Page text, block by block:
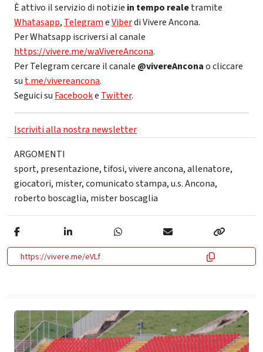
È attivo il servizio di notizie in tempo realetramite
Whatasapp, TelegrameViberdi Vivere Ancona.
Per Whatsapp iscriversi al canale
https://vivere.me/waVivereAncona.
Per Telegram cercare il canale @vivereAnconao cliccare
su t.me/vivereancona.
Seguici su Facebooke Twitter.
Iscriviti alla nostra newsletter
ARGOMENTI
sport, presentazione, tifosi,vivere ancona,allenatore,
giocatori, mister,comunicato stampa,u.s. Ancona,
roberto boscaglia, mister boscaglia
https://vivere.me/eVLf